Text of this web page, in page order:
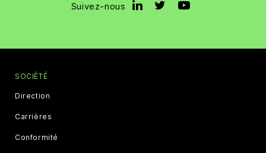
Suivez-nous
SOCIÉTÉ
Direction
Carrières
Conformité